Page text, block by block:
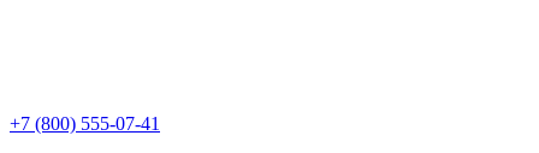
+7 (800) 555-07-41